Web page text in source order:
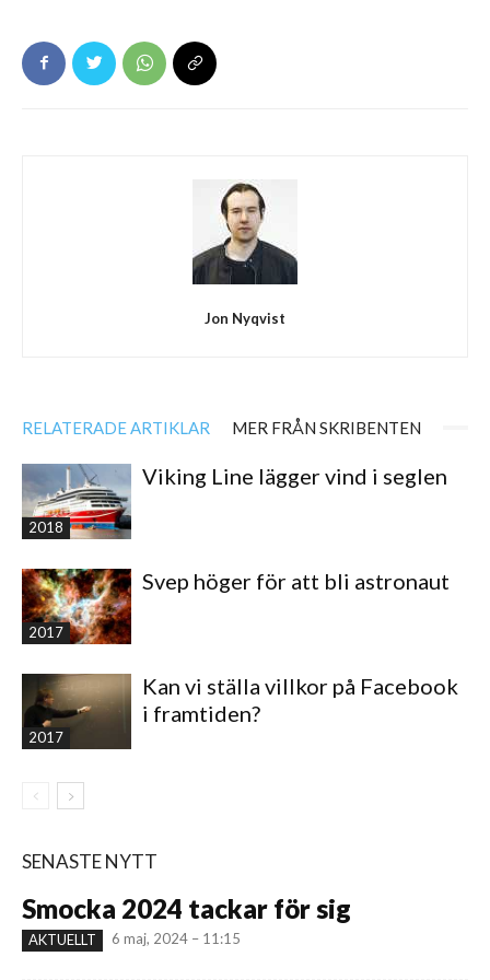
Jon Nyqvist
RELATERADE ARTIKLAR MER FRÅN SKRIBENTEN
2018
Viking Line lägger vind i seglen
2017
Svep höger för att bli astronaut
2017
Kan vi ställa villkor på Facebook
i framtiden?
SENASTE NYTT
Smocka 2024 tackar för sig
AKTUELLT 6 maj, 2024 – 11:15